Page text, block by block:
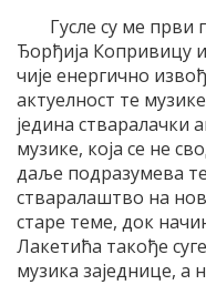
Гусле су ме
Ђорђија Копривицу
чије енергично
актуелност те
једина стваралачки
музике, која се не
даље подразумева
стваралаштво на
старе теме, док
Лакетића такође
музика заједнице, а